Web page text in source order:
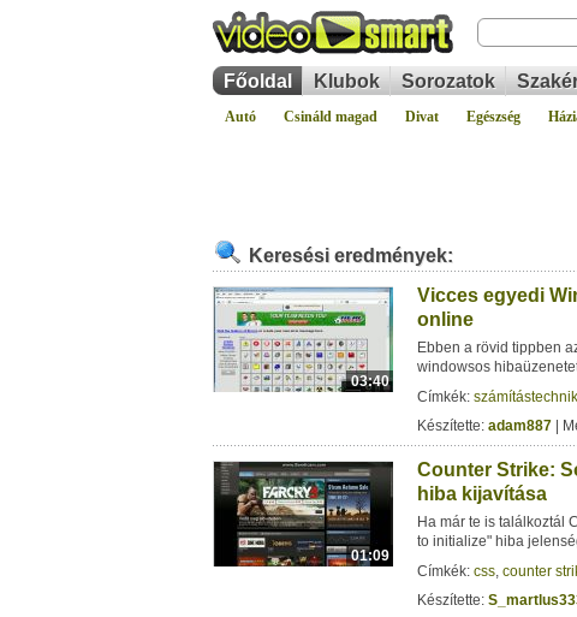
Főoldal Klubok Sorozatok
Autó Csináld magad Divat Egészség
Keresési eredmények:
03:40
Vicces egyedi
online
Ebben a rövid tippben
windowsos
Címkék:
Készítette: adam887 |
01:09
Counter Strike:
hiba kijavítása
Ha már te is találkoztál
to initialize" hiba
Címkék: css, counter
Készítette: